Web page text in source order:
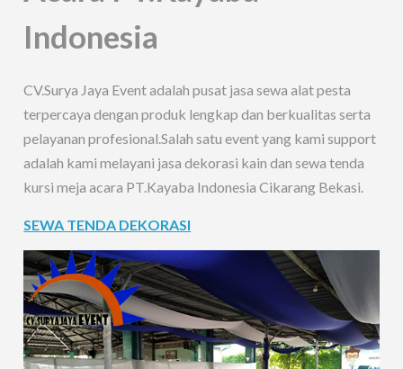
Indonesia
CV.Surya Jaya Event adalah pusat jasa sewa alat pesta
terpercaya dengan produk lengkap dan berkualitas serta
pelayanan profesional.Salah satu event yang kami support
adalah kami melayani jasa dekorasi kain dan sewa tenda
kursi meja acara PT.Kayaba Indonesia Cikarang Bekasi.
SEWA TENDA DEKORASI